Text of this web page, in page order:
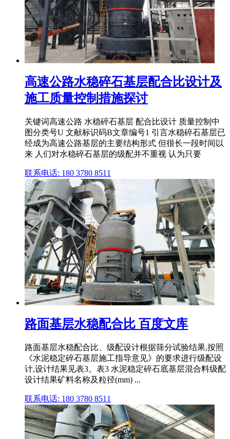
高速公路水稳碎石基层配合比设计及
施工质量控制措施探讨
关键词高速公路 水稳碎石基层 配合比设计 质量控制中
图分类号U 文献标识码B文章编号1 引言水稳碎石基层已
经成为高速公路基层的主要结构形式 但很长一段时间以
来 人们对水稳碎石基层的级配并不重视 认为只要
联系电话: 180 3780 8511
路面基层水稳配合比 百度文库
路面基层水稳配合比、级配设计根据筛分试验结果,按照
《水泥稳定碎石基层施工指导意见》的要求进行级配设
计,设计结果见表3。表3 水泥稳定碎石底基层混合料级配
设计结果矿料名称及粒径(mm) ...
联系电话: 180 3780 8511